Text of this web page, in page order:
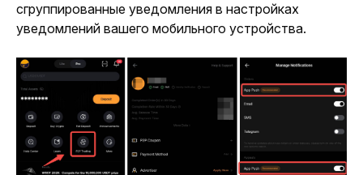
сгруппированные уведомления в настройках
уведомлений вашего мобильного устройства.